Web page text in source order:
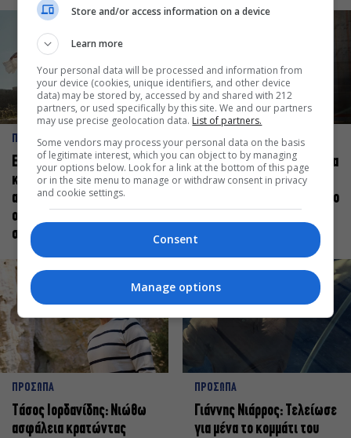
ΠΡΟΣΩΠΑ
Ελεάνα Ανδρεούδη: Κάθε
καλλιτέχνης όταν
ανεβαίνει στη σκηνή
οφείλει να αισθάνεται
σταρ
ΠΡΟΣΩΠΑ
Βαγγέλης Μπίκος: Έμαθα να
δίνω αξία στο ποιος είμαι
πάνω στη σκηνή και όχι στο
ΠΡΟΣΩΠΑ
Tάσος Ιορδανίδης: Νιώθω
ασφάλεια κρατώντας
ΠΡΟΣΩΠΑ
Γιάννης Νιάρρος: Τελείωσε
για μένα το κομμάτι του
Store and/or access information on a device
Learn more
Your personal data will be processed and information from
your device (cookies, unique identifiers, and other device
data) may be stored by, accessed by and shared with 212
partners, or used specifically by this site. We and our partners
may use precise geolocation data. List of partners.
Some vendors may process your personal data on the basis
of legitimate interest, which you can object to by managing
your options below. Look for a link at the bottom of this page
or in the site menu to manage or withdraw consent in privacy
and cookie settings.
Consent
Manage options